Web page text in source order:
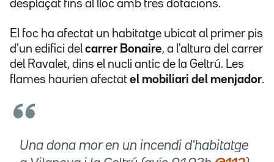
desplaçat fins al lloc amb tres dotacions.
El foc ha afectat un habitatge ubicat al primer pis
d'un edifici del carrer Bonaire, a l'altura del carrer
del Ravalet, dins el nucli antic de la Geltrú. Les
flames haurien afectat el mobiliari del menjador.
Una dona mor en un incendi d'habitatge